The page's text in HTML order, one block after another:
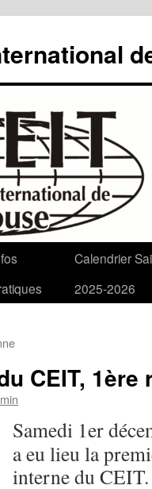
Calendrier
2025-2026
CEIT, 1ère
Samedi 1er
a eu lieu la
interne du CEIT.